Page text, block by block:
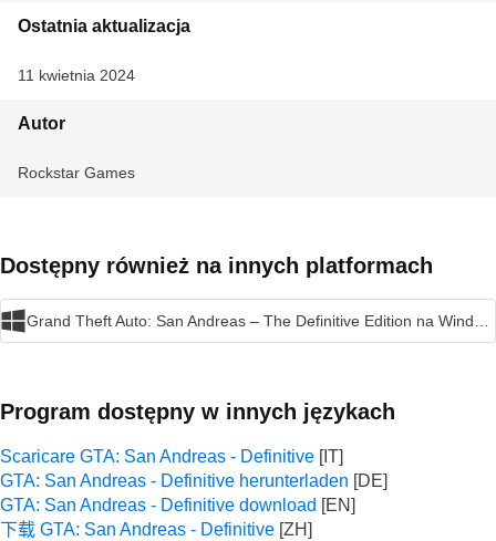
Ostatnia aktualizacja
11 kwietnia 2024
Autor
Rockstar Games
Dostępny również na innych platformach
Program dostępny w innych językach
Scaricare GTA: San Andreas - Definitive
GTA: San Andreas - Definitive herunterladen
GTA: San Andreas - Definitive download
下载 GTA: San Andreas - Definitive